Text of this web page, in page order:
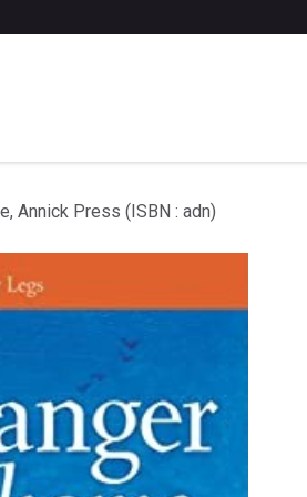
Annick Press (ISBN : adn)